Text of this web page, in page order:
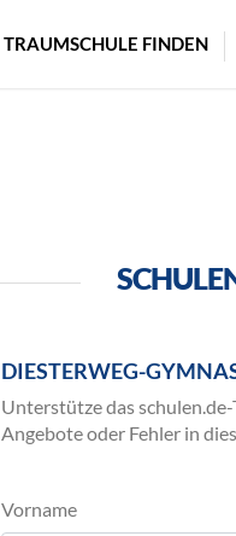
TRAUMSCHULE FINDEN
DIESTERWEG-
Unterstütze das
Angebote oder Fehler in
Vorname